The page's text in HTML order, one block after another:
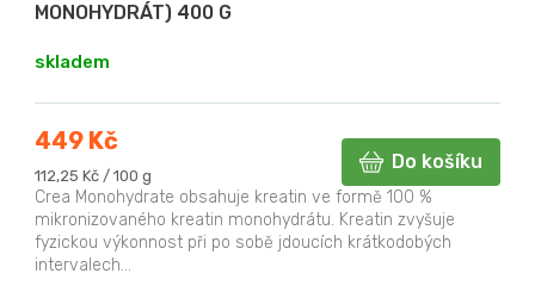
MONOHYDRÁT) 400 G
skladem
449 Kč
Měrná
cena:
112,25 Kč / 100 g
Do košíku
Crea Monohydrate obsahuje kreatin ve formě 100 %
mikronizovaného kreatin monohydrátu. Kreatin zvyšuje
fyzickou výkonnost při po sobě jdoucích krátkodobých
intervalech...